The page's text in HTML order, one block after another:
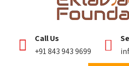
Call Us
+91 843 943 9699